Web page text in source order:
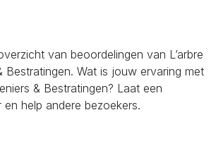
van beoordelingen van L’arbre
Bestratingen. Wat is jouw ervaring met
& Bestratingen? Laat een
help andere bezoekers.